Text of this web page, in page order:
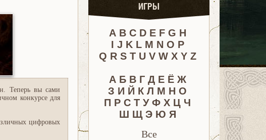
Теперь вы сами
конкурсе для
цифровых
ИГРЫ
A B C D E F G H
I J K L M N O P
Q R S T U V W X Y Z
А Б В Г Д Е Ё Ж
З И Й К Л М Н О
П Р С Т У Ф Х Ц Ч
Ш Щ Э Ю Я
Все